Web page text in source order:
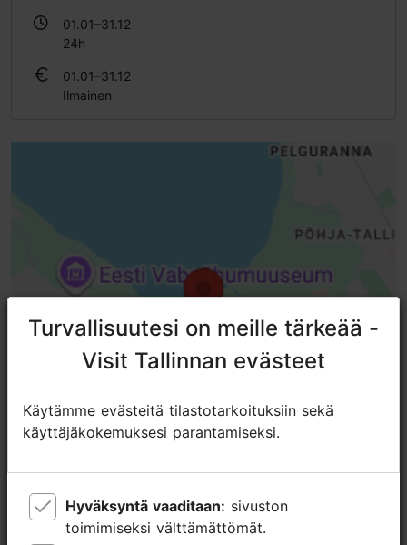
01.01–31.12
24h
01.01–31.12
Ilmainen
Turvallisuutesi on meille tärkeää -
Visit Tallinnan evästeet
Käytämme evästeitä tilastotarkoituksiin sekä
käyttäjäkokemuksesi parantamiseksi.
Hyväksyntä vaaditaan:
toimimiseksi välttämättömät.
Turvallisuutesi on meille tärkeää -
Visit Tallinnan evästeet
Käytämme evästeitä tilastotarkoituksiin sekä
käyttäjäkokemuksesi parantamiseksi.
Hyväksyntä vaaditaan:
toimimiseksi välttämättömät.